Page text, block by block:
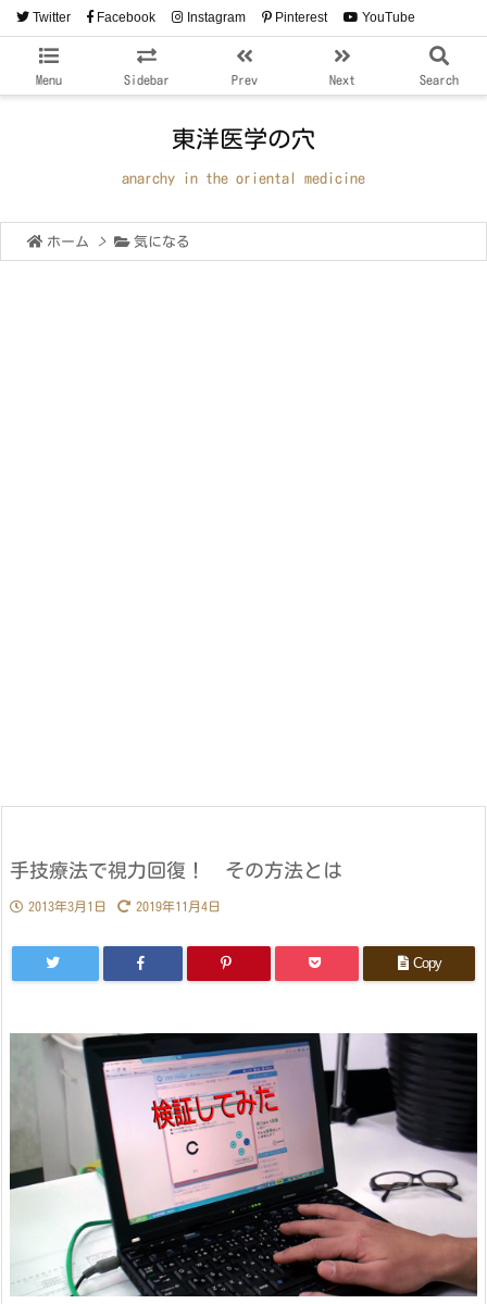
Menu Sidebar Prev Next Search
Twitter Facebook Instagram Pinterest YouTube
RSS
東洋医学の穴
anarchy in the oriental medicine
ホーム > 気になる
手技療法で視力回復！ その方法とは
2013年3月1日 2019年11月4日
Copy